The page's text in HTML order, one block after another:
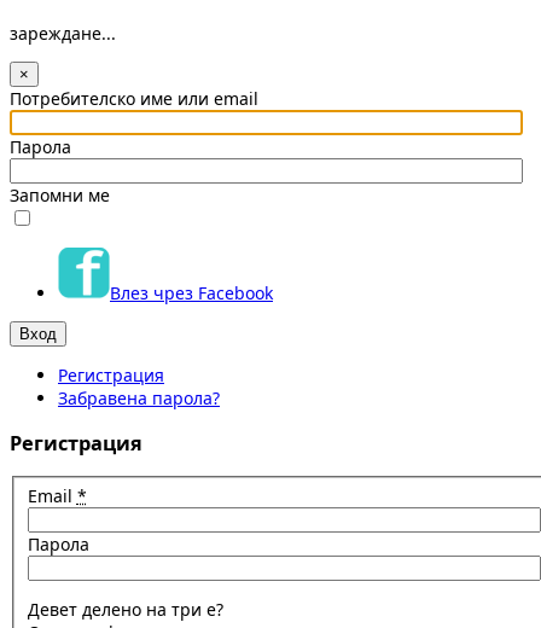
зареждане...
×
Потребителско име или email
Парола
Запомни ме
Влез чрез Facebook
Регистрация
Забравена парола?
Регистрация
Email *
Парола
Девет делено на три е?